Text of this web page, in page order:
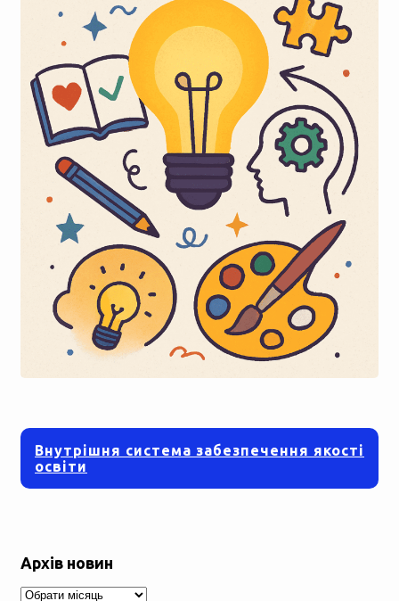
Внутрішня система забезпечення якості
освіти
Архів новин
Архів